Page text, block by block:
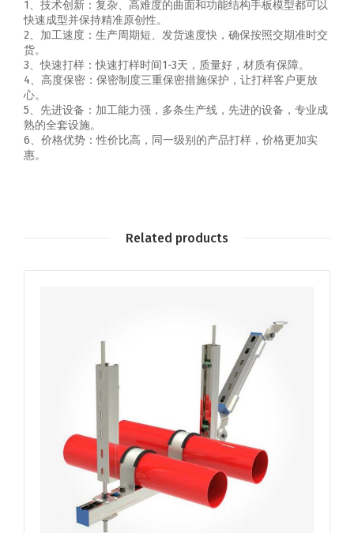
1、技术创新：复杂、高难度的曲面和功能结构手板模型都可以
快速成型并保持精准原创性。
2、加工速度：生产周期短、发货速度快，确保按照交期准时交
货。
3、快速打样：快速打样时间1-3天，质量好，材质有保障。
4、高度保密：保密制度三重保密措施保护，让打样客户更放
心。
5、先进设备：加工能力强，多条生产线，先进的设备，专业成
熟的全套设施。
6、价格优势：性价比高，同一级别的产品打样，价格更加实
惠。
Related products